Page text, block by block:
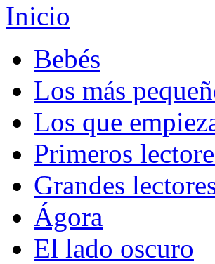
Inicio
Bebés
Los más
Los que
Primeros
Grandes
Ágora
El lado oscuro